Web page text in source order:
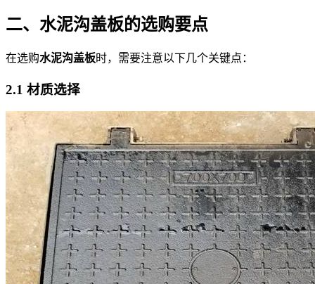
二、水泥沟盖板的选购要点
在选购水泥沟盖板时，需要注意以下几个关键点：
2.1 材质选择